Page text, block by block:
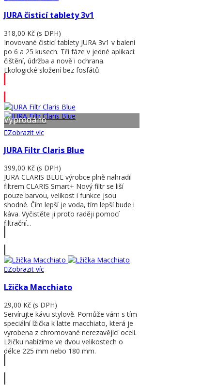
JURA čisticí tablety 3v1
318,00 Kč (s DPH)
Inovované čisticí tablety JURA 3v1 v balení
po 6 a 25 kusech. Tři fáze v jedné aplikaci:
čištění, údržba a nově i ochrana.
Ekologické složení bez fosfátů.
Vyprodáno
Zobrazit víc
JURA Filtr Claris Blue
399,00 Kč (s DPH)
JURA CLARIS BLUE výrobce plně nahradil
filtrem CLARIS Smart+ Nový filtr se liší
pouze barvou, velikost i funkce jsou
shodné. Čím lepší je voda, tím lepší bude i
káva. Vyčistěte ji proto raději pomocí
filtrační...
Zobrazit víc
Lžička Macchiato
29,00 Kč (s DPH)
Servírujte kávu stylově. Pomůže vám s tím
speciální lžička k latte macchiato, která je
vyrobena z chromované nerezavějící oceli.
Lžičku nabízíme ve dvou velikostech o
délce 225 mm nebo 180 mm.